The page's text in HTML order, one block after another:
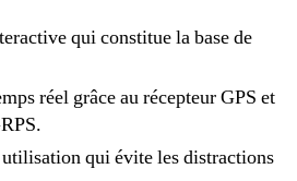
qui constitue la base de
réel grâce au récepteur GPS et
qui évite les distractions